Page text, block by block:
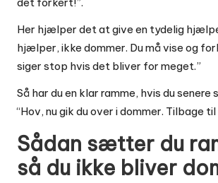
Her hjælper det at give en tydelig
hjælper, ikke dommer. Du må vise og
siger stop hvis det bliver for meget.”
Så har du en klar ramme, hvis du senere
“Hov, nu gik du over i dommer. Tilbage
Sådan sætter du
så du ikke bliver